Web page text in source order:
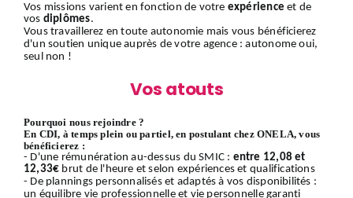
Vos missions varient en fonction de votre expérience et de
vos diplômes.
Vous travaillerez en toute autonomie mais vous bénéficierez
d'un soutien unique auprès de votre agence : autonome oui,
seul non !
Vos atouts
Pourquoi nous rejoindre ?
En CDI, à temps plein ou partiel, en postulant chez ONELA, vous
bénéficierez :
- D'une rémunération au-dessus du SMIC : entre 12,08 et
12,33€ brut de l'heure et selon expériences et qualifications
- De plannings personnalisés et adaptés à vos disponibilités :
un équilibre vie professionnelle et vie personnelle garanti